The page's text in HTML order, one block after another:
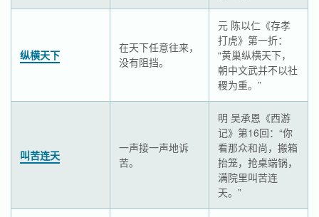
纵横天下
在天下任意往来，
没有阻挡。
元 陈以仁《存孝
打虎》第一折：
“黄巢纵横天下，
朝中文武并不以社
稷为重。”
叫苦连天
一声接一声地诉
苦。
明 吴承恩《西游
记》第16回：“你
看那众和尚，搬箱
抬笼，抢桌端锅，
满院里叫苦连
天。”